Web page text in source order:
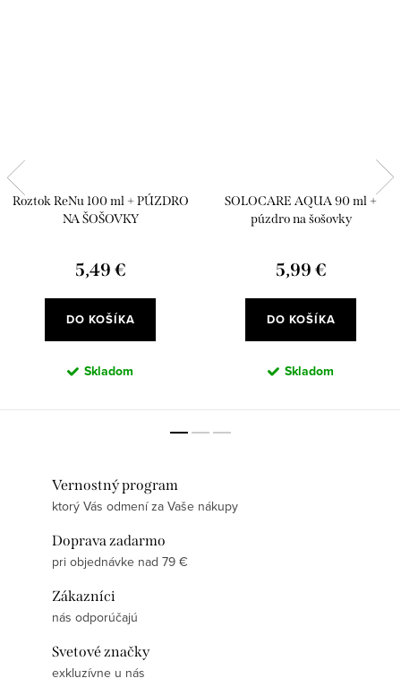
Roztok ReNu 100 ml + PÚZDRO
NA ŠOŠOVKY
5,49 €
DO KOŠÍKA
Skladom
SOLOCARE AQUA 90 ml +
púzdro na šošovky
5,99 €
DO KOŠÍKA
Skladom
Vernostný program
ktorý Vás odmení za Vaše nákupy
Doprava zadarmo
pri objednávke nad 79 €
Zákazníci
nás odporúčajú
Svetové značky
exkluzívne u nás